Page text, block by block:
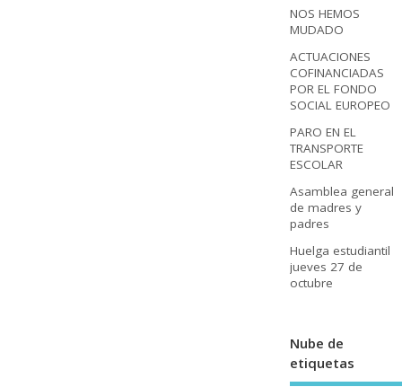
NOS HEMOS
MUDADO
ACTUACIONES
COFINANCIADAS
POR EL FONDO
SOCIAL EUROPEO
PARO EN EL
TRANSPORTE
ESCOLAR
Asamblea general
de madres y
padres
Huelga estudiantil
jueves 27 de
octubre
Nube de
etiquetas